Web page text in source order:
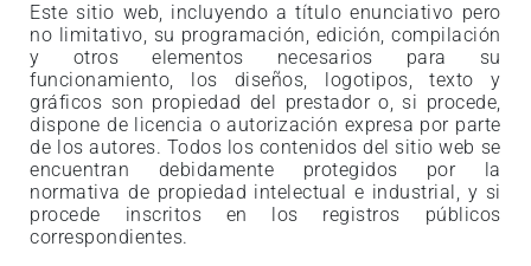
Este sitio web, incluyendo a título enunciativo pero
no limitativo, su programación, edición, compilación
y otros elementos necesarios para su
funcionamiento, los diseños, logotipos, texto y
gráficos son propiedad del prestador o, si procede,
dispone de licencia o autorización expresa por parte
de los autores. Todos los contenidos del sitio web se
encuentran debidamente protegidos por la
normativa de propiedad intelectual e industrial, y si
procede inscritos en los registros públicos
correspondientes.